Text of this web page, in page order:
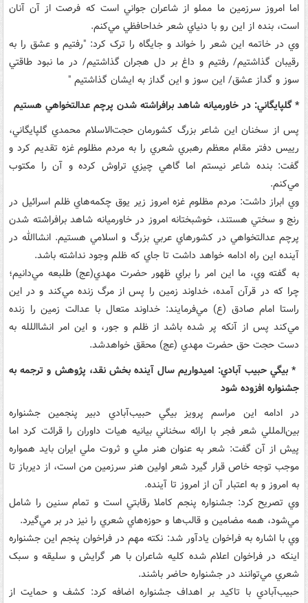
اما امروز سرزمين ما مملو از شاعران جواني است که فرصت از آن آنان
است، بنده از اين رو با دنياي شعر خداحافظي مي‌کنم.
وي در خاتمه اين شعر را خواند و جايگاه را ترک کرد: "رفتيم و عشق را به
رقيبان گذاشتيم/ رفتيم و داغ بر دل هجران گذاشتيم/ در ما نبود طاقتي
سوز و گداز عشق/ اين سوز و اين گداز به ايشان گذاشتيم "
* گلپايگاني: در خاورميانه شاهد برافراشته شدن پرچم عدالتخواهي هستيم
پس از سخنان اين شاعر بزرگ کشورمان حجت‌الاسلام محمدي گلپايگاني،
رييس دفتر مقام معظم رهبري شعري را به مردم مظلوم غزه تقديم کرد و
گفت: بنده شاعر نيستم اما گاهي چيزي تراوش کرده و آن را مکتوب
مي‌کنم.
وي ابراز داشت: مردم مظلوم غزه امروز زير يوق چکمه‌هاي ظلم اسرائيل در
رنج و سختي هستند، خوشبختانه امروز در خاورميانه شاهد برافراشته شدن
پرچم عدالتخواهي در کشورهاي عربي بزرگ و اسلامي هستيم. انشاالله در
آينده اين راه ادامه خواهد داشت تا جاي که ظلم وجود نداشته باشد.
به گفته وي، ما اين امر را براي ظهور حضرت مهدي(عج) طلبعه مي‌دانيم؛
چرا که در قرآن آمده، خداوند زمين را پس از مرگ زنده مي‌کند و در اين
راستا امام صادق (ع) مي‌فرمايند: خداوند متعال با عدالت زمين را زنده
مي‌کند پس از آنکه پر شده باشد از ظلم و جور، و اين امر انشااللله به
دست حجت حق حضرت مهدي (عج) محقق خواهدشد.
* بيگي حبيب آبادي: اميدواريم سال آينده بخش نقد، پژوهش و ترجمه به
جشنواره افزوده شود
در ادامه اين مراسم پرويز بيگي حبيب‌آبادي دبير پنجمين جشنواره
بين‌المللي شعر فجر با ارائه سخناني بيانيه هيات داوران را قرائت کرد اما
پيش از آن گفت: شعر به عنوان هنر ملي و ثروت ملي ايران بايد همواره
موجب توجه خاص قرار گيرد شعر اولين هنر سرزمين من است، از ديرباز تا
به امروز و به اعتبار آن از امروز تا آينده.
وي تصريح کرد: جشنواره پنجم کاملا رقابتي است و تمام سنين را شامل
مي‌شود، همه مضامين و قالب‌ها و حوزه‌هاي شعري را نيز در بر مي‌گيرد.
وي با اشاره به فراخوان يادآور شد: نکته مهم در فراخوان پنجم اين جشنواره
اينکه در فراخوان اعلام شده کليه شاعران با هر گرايش و سليقه و سبک
شعري مي‌توانند در جشنواره حاضر باشند.
حبيب‌آبادي با تاکيد بر اهداف جشنواره اضافه کرد: کشف و حمايت از